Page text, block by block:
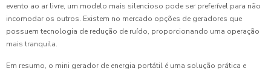
evento ao ar livre, um modelo mais silencioso pode ser preferível para não
incomodar os outros. Existem no mercado opções de geradores que
possuem tecnologia de redução de ruído, proporcionando uma operação
mais tranquila.
Em resumo, o mini gerador de energia portátil é uma solução prática e